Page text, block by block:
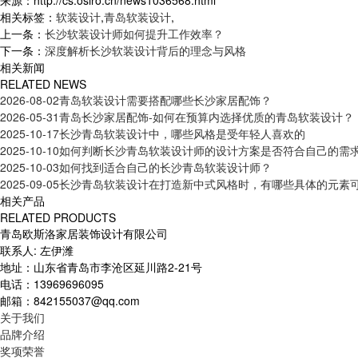
相关标签： 软装设计,青岛软装设计,
上一条： 长沙软装设计师如何提升工作效率？
下一条： 深度解析长沙软装设计背后的理念与风格
相关新闻
RELATED NEWS
2026-08-02青岛软装设计需要搭配哪些长沙家居配饰？
2026-05-31青岛长沙家居配饰-如何在预算内选择优质的青岛软装设计？
2025-10-17长沙青岛软装设计中，哪些风格是受年轻人喜欢的
2025-10-10如何判断长沙青岛软装设计师的设计方案是否符合自己的需
2025-10-03如何找到适合自己的长沙青岛软装设计师？
2025-09-05长沙青岛软装设计在打造新中式风格时，有哪些具体的元素
相关产品
RELATED PRODUCTS
青岛欧斯洛家居装饰设计有限公司
联系人: 左伊潍
地址：山东省青岛市李沧区延川路2-21号
电话：13969696095
邮箱：842155037@qq.com
关于我们
品牌介绍
奖项荣誉